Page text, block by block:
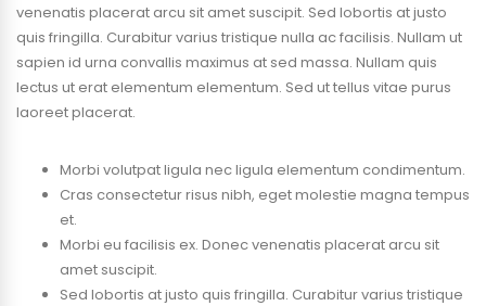
venenatis placerat arcu sit amet suscipit. Sed lobortis at justo
quis fringilla. Curabitur varius tristique nulla ac facilisis. Nullam ut
sapien id urna convallis maximus at sed massa. Nullam quis
lectus ut erat elementum elementum. Sed ut tellus vitae purus
laoreet placerat.
Morbi volutpat ligula nec ligula elementum condimentum.
Cras consectetur risus nibh, eget molestie magna tempus
et.
Morbi eu facilisis ex. Donec venenatis placerat arcu sit
amet suscipit.
Sed lobortis at justo quis fringilla. Curabitur varius tristique